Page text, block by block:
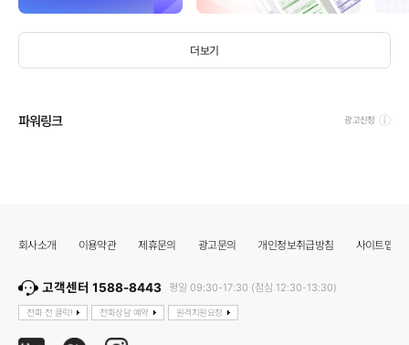
더보기
파워링크 광고신청
회사소개 이용약관 제휴문의 광고문의 개인정보취급방침 사이트맵
고객센터 1588-8443 평일 09:30-17:30 (점심 12:30-13:30)
전화 전 클릭! 전화상담 예약 원격지원요청